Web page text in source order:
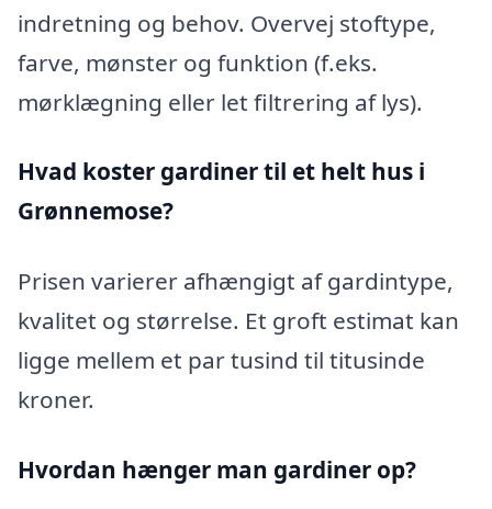
indretning og behov. Overvej stoftype,
farve, mønster og funktion (f.eks.
mørklægning eller let filtrering af lys).
Hvad koster gardiner til et helt hus i
Grønnemose?
Prisen varierer afhængigt af gardintype,
kvalitet og størrelse. Et groft estimat kan
ligge mellem et par tusind til titusinde
kroner.
Hvordan hænger man gardiner op?